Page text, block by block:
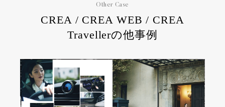
Other Case
CREA / CREA WEB / CREA
Travellerの他事例